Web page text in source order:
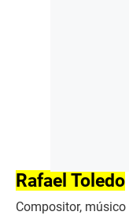
Rafael Toledo
Compositor,